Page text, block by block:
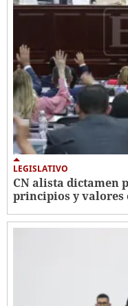
LEGISLATIVO
CN alista dictamen
principios y valores